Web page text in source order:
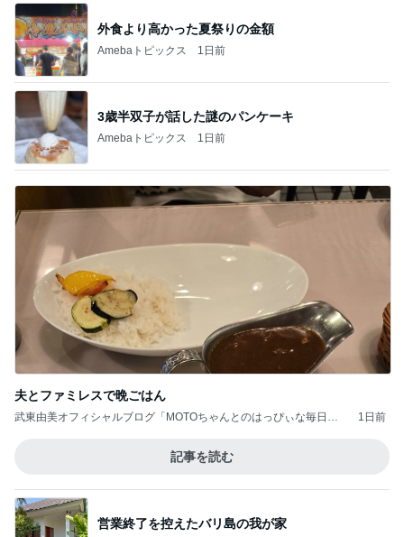
外食より高かった夏祭りの金額
Amebaトピックス 1日前
3歳半双子が話した謎のパンケーキ
Amebaトピックス 1日前
夫とファミレスで晩ごはん
武東由美オフィシャルブログ「MOTOちゃんとのはっぴぃな毎日」P
1日前
記事を読む
営業終了を控えたバリ島の我が家